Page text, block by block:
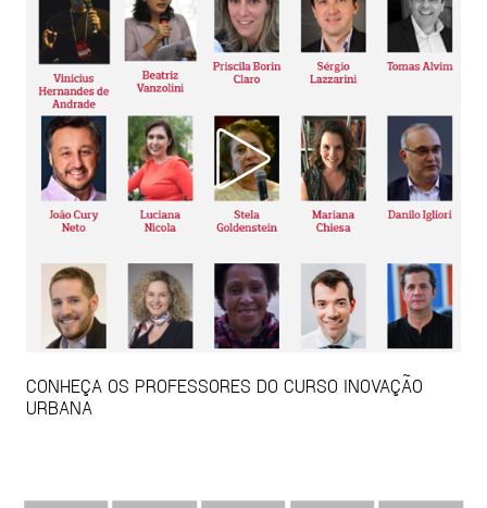
CONHEÇA OS PROFESSORES DO CURSO INOVAÇÃO
URBANA